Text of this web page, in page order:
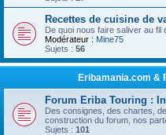
Recettes de cuisine de
De quoi nous faire saliver au
Modérateur : Mine75
Sujets : 56
Eribamania.com &
Forum Eriba Touring :
Des consignes, des chartes,
construction du forum, nos
Sujets : 101